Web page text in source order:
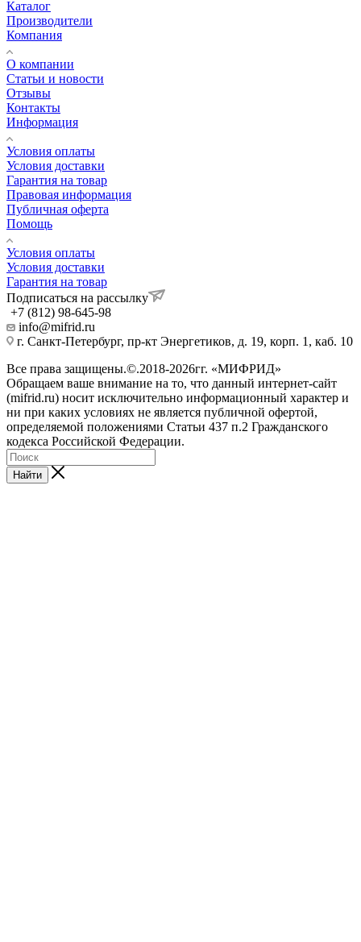
Каталог
Производители
Компания
О компании
Статьи и новости
Отзывы
Контакты
Информация
Условия оплаты
Условия доставки
Гарантия на товар
Правовая информация
Публичная оферта
Помощь
Условия оплаты
Условия доставки
Гарантия на товар
Подписаться на рассылку
+7 (812) 98-645-98
info@mifrid.ru
г. Санкт-Петербург, пр-кт Энергетиков, д. 19, корп. 1, каб. 10
Все права защищены.©.2018-2026гг. «МИФРИД»
Обращаем ваше внимание на то, что данный интернет-сайт
(mifrid.ru) носит исключительно информационный характер и
ни при каких условиях не является публичной офертой,
определяемой положениями Статьи 437 п.2 Гражданского
кодекса Российской Федерации.
Найти